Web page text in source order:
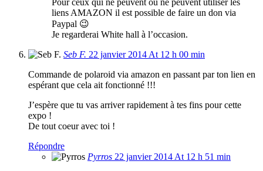
Pour ceux qui ne peuvent ou ne peuvent utiliser les
liens AMAZON il est possible de faire un don via
Paypal 😉
Je regarderai White hall à l’occasion.
Seb F. 22 janvier 2014 At 12 h 00 min
Commande de polaroid via amazon en passant par ton lien en
espérant que cela ait fonctionné !!!
J’espère que tu vas arriver rapidement à tes fins pour cette
expo !
De tout coeur avec toi !
Répondre
Pyrros 22 janvier 2014 At 12 h 51 min